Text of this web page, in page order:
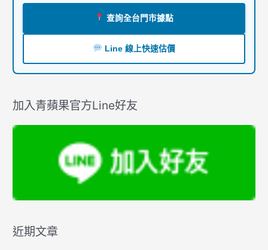
查詢全台門市據點
Line 線上快速估價
加入青蘋果官方Line好友
近期文章